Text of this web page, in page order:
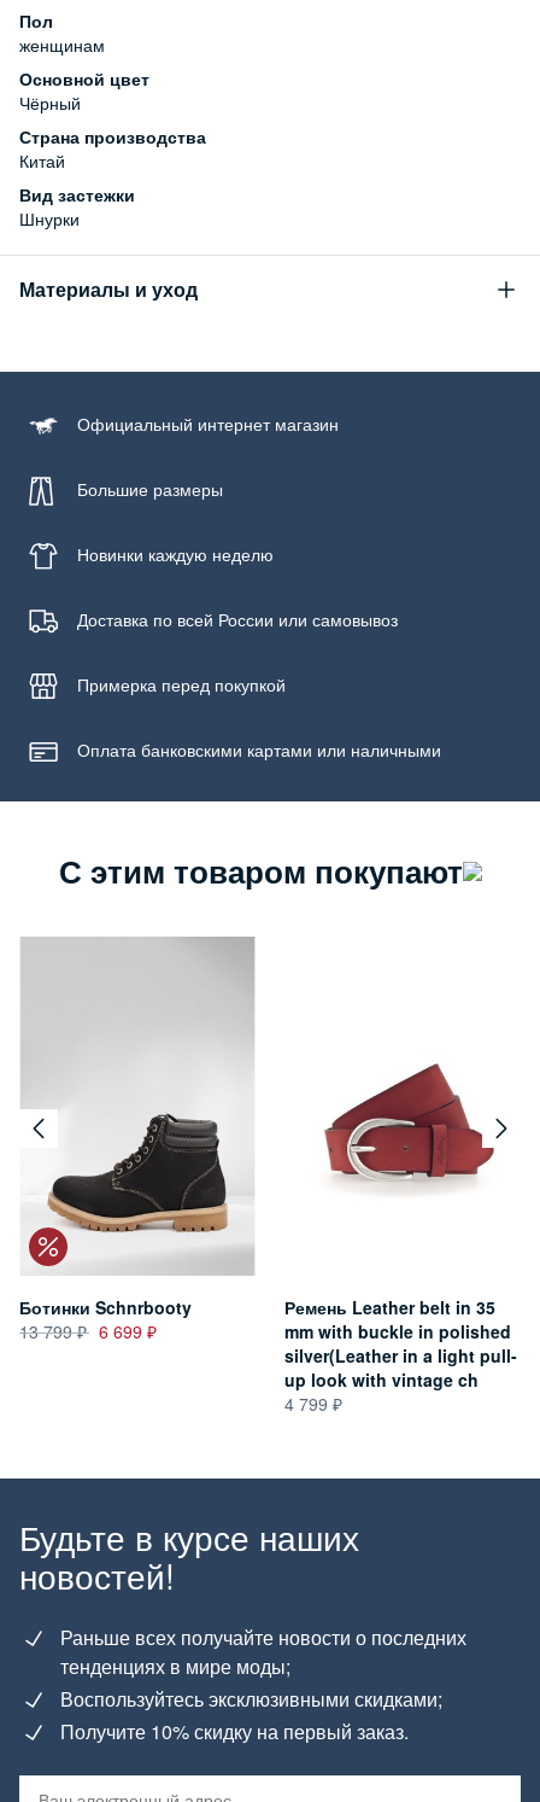
Пол
женщинам
Основной цвет
Чёрный
Страна производства
Китай
Вид застежки
Шнурки
Материалы и уход
верх: 98% хлопок, 2% полиуретан; подошва: 100% резина
Официальный интернет магазин
Большие размеры
Новинки каждую неделю
Доставка по всей России или самовывоз
Примерка перед покупкой
Оплата банковскими картами или наличными
С этим товаром покупают
Ботинки Schnrbooty
13 799
6 699
Ремень Leather belt in 35
mm with buckle in polished
silver(Leather in a light pull-
up look with vintage ch
4 799
Будьте в курсе наших
новостей!
Раньше всех получайте новости о последних
тенденциях в мире моды;
Воспользуйтесь эксклюзивными скидками;
Получите 10% скидку на первый заказ.